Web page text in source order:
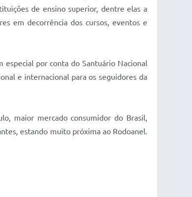
de ensino superior, dentre elas a
em decorrência dos cursos, eventos e
por conta do Santuário Nacional
e internacional para os seguidores da
maior mercado consumidor do Brasil,
estando muito próxima ao Rodoanel.